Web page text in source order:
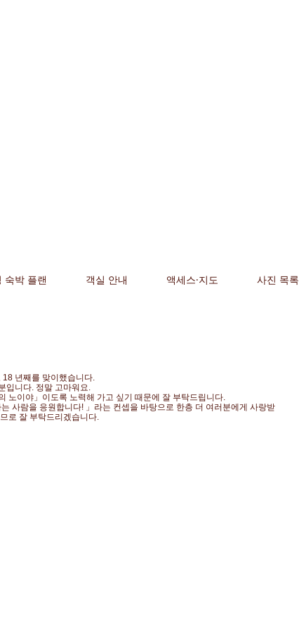
숙박 플랜 객실 안내 액세스·지도 사진 목록
년째를 맞이했습니다.
입니다. 정말 고마워요.
노이야」이도록 노력해 가고 싶기 때문에 잘 부탁드립니다.
사람을 응원합니다! 」라는 컨셉을 바탕으로 한층 더 여러분에게 사랑받
로 잘 부탁드리겠습니다.